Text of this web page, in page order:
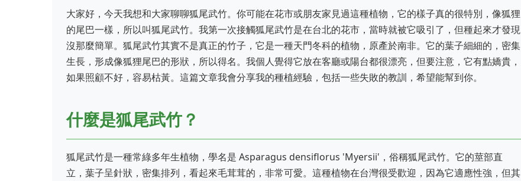
大家好，今天我想和大家聊聊狐尾武竹。你可能在花市或朋友家見過這種植物，它的樣子真的很特別，像狐狸
的尾巴一樣，所以叫狐尾武竹。我第一次接觸狐尾武竹是在台北的花市，當時就被它吸引了，但種起來才發現
沒那麼簡單。狐尾武竹其實不是真正的竹子，它是一種天門冬科的植物，原產於南非。它的葉子細細的，密集
生長，形成像狐狸尾巴的形狀，所以得名。我個人覺得它放在客廳或陽台都很漂亮，但要注意，它有點嬌貴，
如果照顧不好，容易枯黃。這篇文章我會分享我的種植經驗，包括一些失敗的教訓，希望能幫到你。
什麼是狐尾武竹？
狐尾武竹是一種常綠多年生植物，學名是 Asparagus densiflorus 'Myersii'，俗稱狐尾武竹。它的莖部直
立，葉子呈針狀，密集排列，看起來毛茸茸的，非常可愛。這種植物在台灣很受歡迎，因為它適應性強，但其